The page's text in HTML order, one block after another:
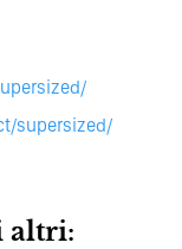
supersized/
altri: